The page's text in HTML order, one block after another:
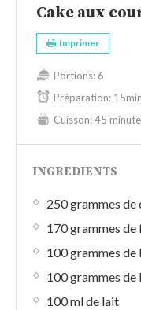
Cake aux
Imprimer
Portions: 6
Préparation:
Cuisson:45
INGREDIENTS
250 grammes
170 grammes de
100 grammes de
100 grammes de
100 ml de lait